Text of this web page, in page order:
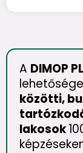
A DIMOP
közötti,
lakosok